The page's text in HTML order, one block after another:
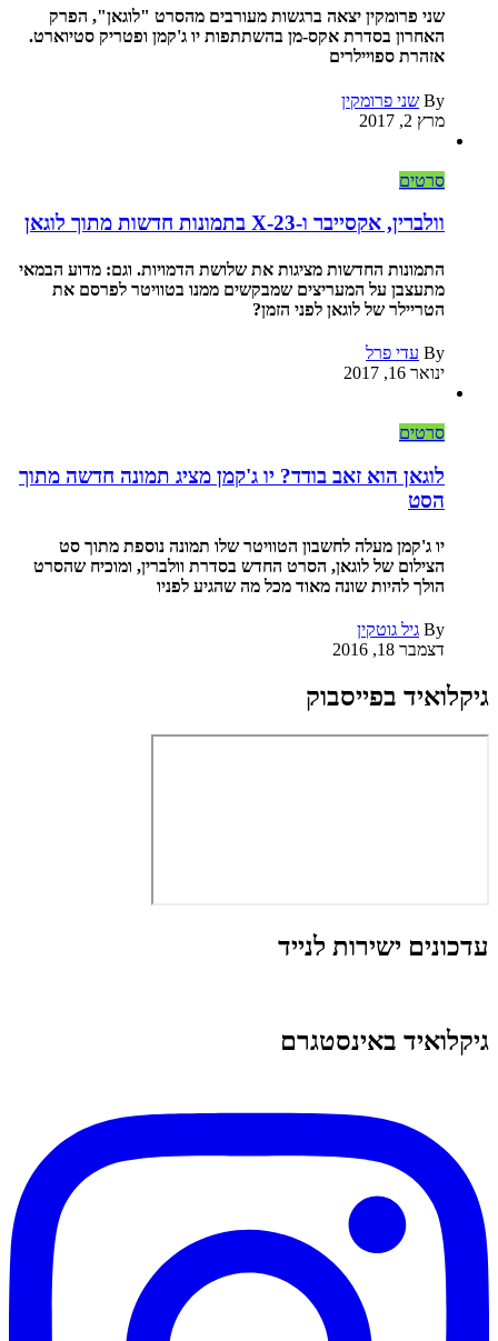
שני פרומקין יצאה ברגשות מעורבים מהסרט "לוגאן", הפרק
האחרון בסדרת אקס-מן בהשתתפות יו ג'קמן ופטריק סטיוארט.
אזהרת ספויילרים
By שני פרומקין
מרץ 2, 2017
סרטים
וולברין, אקסייבר ו-X-23 בתמונות חדשות מתוך לוגאן
התמונות החדשות מציגות את שלושת הדמויות. וגם: מדוע הבמאי
מתעצבן על המעריצים שמבקשים ממנו בטוויטר לפרסם את
הטריילר של לוגאן לפני הזמן?
By עדי פרל
ינואר 16, 2017
סרטים
לוגאן הוא זאב בודד? יו ג'קמן מציג תמונה חדשה מתוך
הסט
יו ג'קמן מעלה לחשבון הטוויטר שלו תמונה נוספת מתוך סט
הצילום של לוגאן, הסרט החדש בסדרת וולברין, ומוכיח שהסרט
הולך להיות שונה מאוד מכל מה שהגיע לפניו
By גיל גוטקין
דצמבר 18, 2016
גיקלואיד בפייסבוק
עדכונים ישירות לנייד
גיקלואיד באינסטגרם